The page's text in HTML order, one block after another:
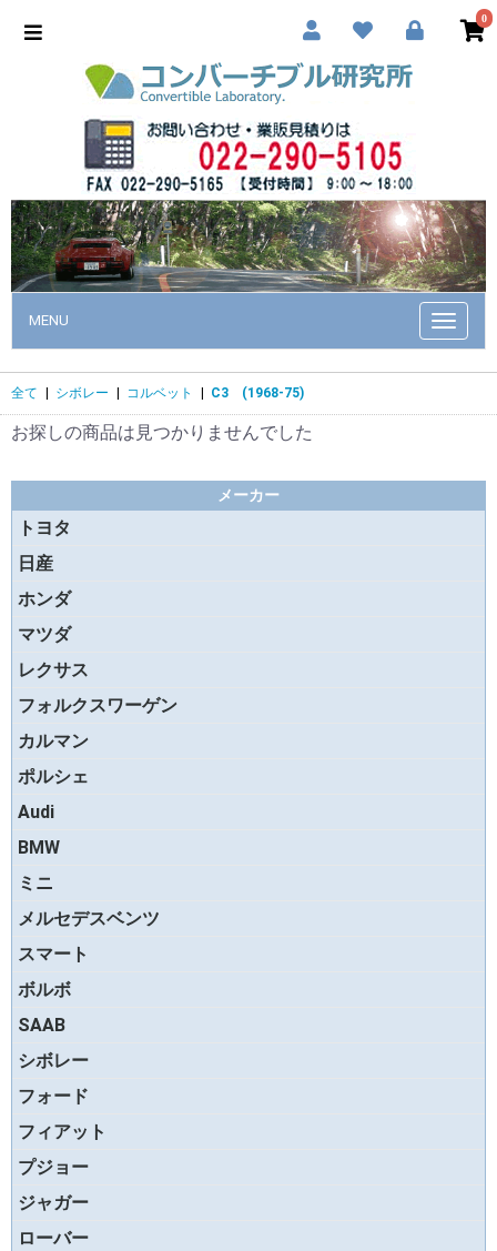
0
Toggle
MENU
全て シボレー コルベット C3 (1968-75)
お探しの商品は見つかりませんでした
メーカー
トヨタ
日産
ホンダ
マツダ
レクサス
フォルクスワーゲン
カルマン
ポルシェ
Audi
BMW
ミニ
メルセデスベンツ
スマート
ボルボ
SAAB
シボレー
フォード
フィアット
プジョー
ジャガー
ローバー